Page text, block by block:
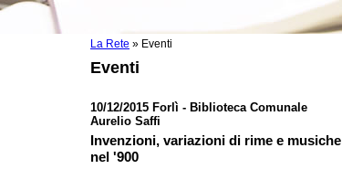
La Rete » Eventi
Eventi
10/12/2015 Forlì - Biblioteca Comunale
Aurelio Saffi
Invenzioni, variazioni di rime e musiche
nel '900